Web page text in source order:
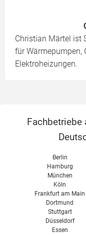
Christian Märtel ist
für Wärmepumpen,
Elektroheizungen.
Fachbetriebe
Berlin
Hamburg
München
Köln
Frankfurt am Main
Dortmund
Stuttgart
Düsseldorf
Essen